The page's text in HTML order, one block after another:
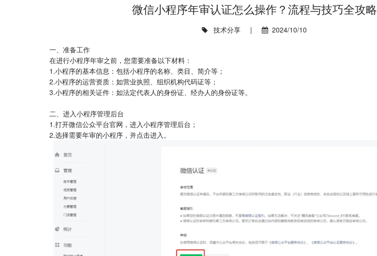
微信小程序年审认证怎么操作？流程与技巧全攻略
技术分享 | 2024/10/10
一、准备工作
在进行小程序年审之前，您需要准备以下材料：
1.小程序的基本信息：包括小程序的名称、类目、简介等；
2.小程序的运营资质：如营业执照、组织机构代码证等；
3.小程序的相关证件：如法定代表人的身份证、经办人的身份证等。
二、进入小程序管理后台
1.打开微信公众平台官网，进入小程序管理后台；
2.选择需要年审的小程序，并点击进入。